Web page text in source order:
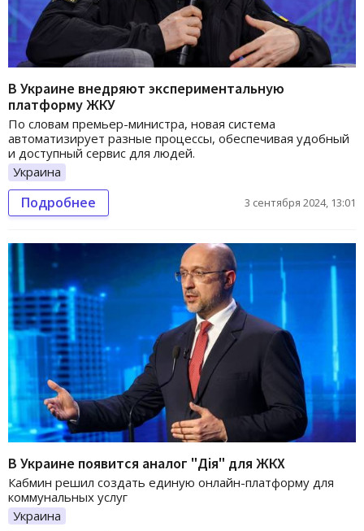
В Украине внедряют экспериментальную
платформу ЖКУ
По словам премьер-министра, новая система
автоматизирует разные процессы, обеспечивая удобный
и доступный сервис для людей.
Украина
Подробнее 3 сентября 2024, 13:01
В Украине появится аналог "Дія" для ЖКХ
Кабмин решил создать единую онлайн-платформу для
коммунальных услуг
Украина